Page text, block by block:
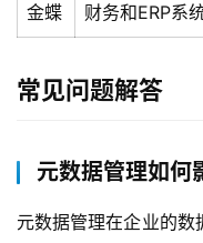
金蝶 财务和ERP系
常见问题解答
元数据管理如何
元数据管理在企业的